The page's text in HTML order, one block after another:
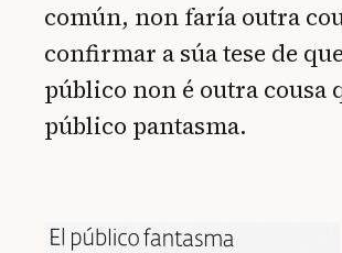
común, non faría outra
confirmar a súa tese de
público non é outra cousa
público pantasma.